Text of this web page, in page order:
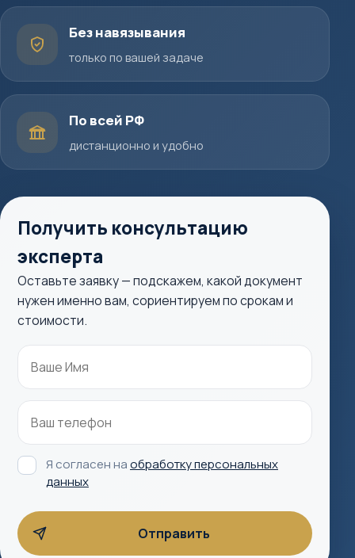
Без навязывания
только по вашей задаче
По всей РФ
дистанционно и удобно
Получить консультацию
эксперта
Оставьте заявку — подскажем, какой документ
нужен именно вам, сориентируем по срокам и
стоимости.
Я согласен наобработку персональных
данных